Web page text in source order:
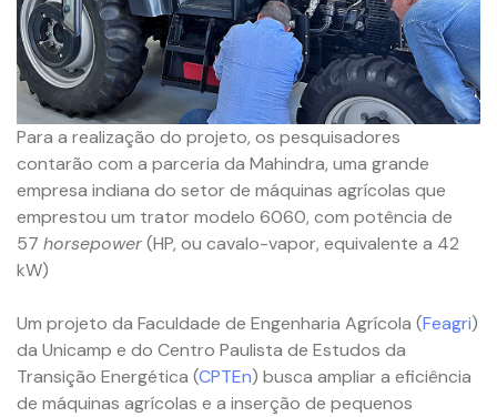
Para a realização do projeto, os pesquisadores
contarão com a parceria da Mahindra, uma grande
empresa indiana do setor de máquinas agrícolas que
emprestou um trator modelo 6060, com potência de
57 horsepower(HP, ou cavalo-vapor, equivalente a 42
kW)
Um projeto da Faculdade de Engenharia Agrícola (Feagri)
da Unicamp e do Centro Paulista de Estudos da
Transição Energética (CPTEn) busca ampliar a eficiência
de máquinas agrícolas e a inserção de pequenos